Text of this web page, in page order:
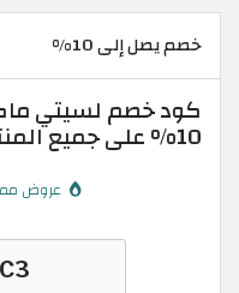
خصم يصل إلى 10%
10% على جميع المنتجات
عروض